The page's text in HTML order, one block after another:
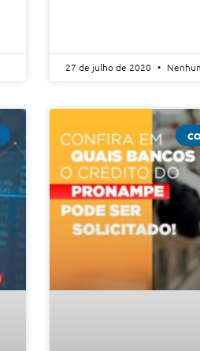
27 de julho de 2020